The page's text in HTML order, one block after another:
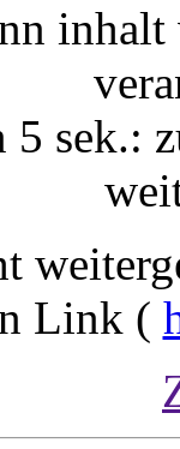
5 sek.:
Link (